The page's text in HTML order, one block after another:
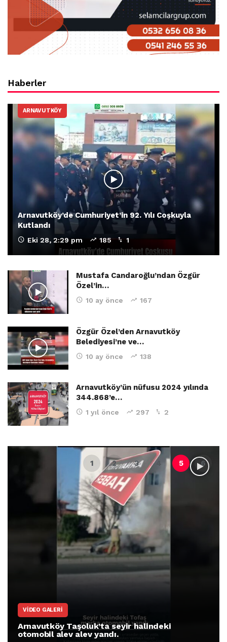
Haberler
ARNAVUTKÖY
Arnavutköy’de Cumhuriyet’in 92. Yılı Coşkuyla
Kutlandı
Eki 28, 2:29 pm 185 1
Mustafa Candaroğlu’ndan Özgür
Özel’in…
10 ay önce 167
Özgür Özel’den Arnavutköy
Belediyesi’ne ve…
10 ay önce 138
Arnavutköy’ün nüfusu 2024 yılında
344.868’e…
1 yıl önce 297 2
VIDEO GALERI
Arnavutköy Taşoluk’ta seyir halindeki
otomobil alev alev yandı.